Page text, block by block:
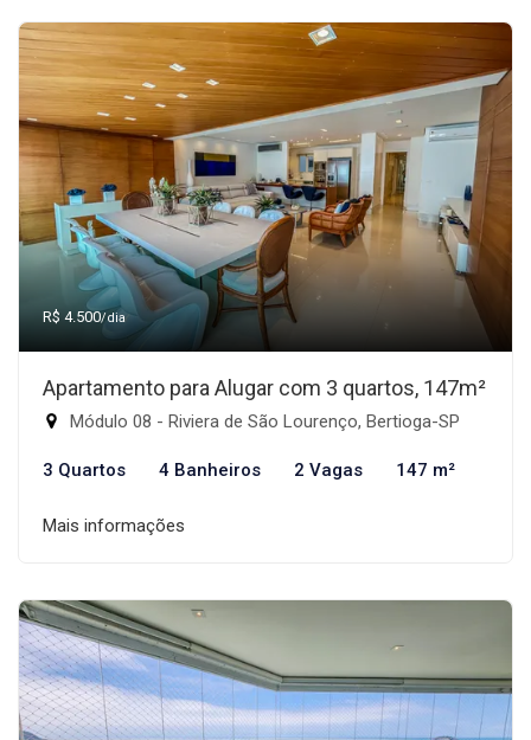
R$ 4.500/dia
Apartamento para Alugar com 3 quartos, 147m²
Módulo 08 - Riviera de São Lourenço, Bertioga-SP
3 Quartos 4 Banheiros 2 Vagas 147 m²
Mais informações